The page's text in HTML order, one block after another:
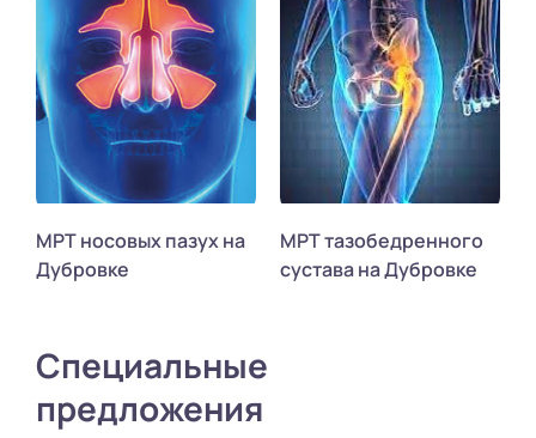
МРТ носовых пазух на
Дубровке
МРТ тазобедренного
сустава на Дубровке
Специальные
предложения